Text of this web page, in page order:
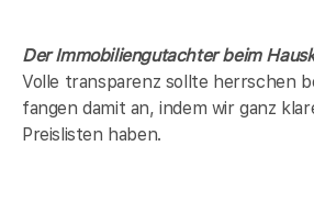
Der Immobiliengutachter beim
Volle transparenz sollte herrschen
fangen damit an, indem wir ganz
Preislisten haben.